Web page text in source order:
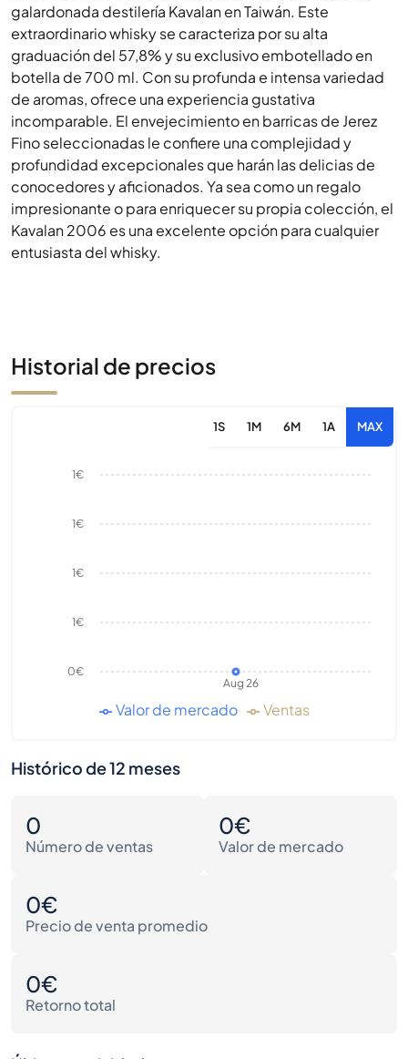
galardonada destilería Kavalan en Taiwán. Este
extraordinario whisky se caracteriza por su alta
graduación del 57,8% y su exclusivo embotellado en
botella de 700 ml. Con su profunda e intensa variedad
de aromas, ofrece una experiencia gustativa
incomparable. El envejecimiento en barricas de Jerez
Fino seleccionadas le confiere una complejidad y
profundidad excepcionales que harán las delicias de
conocedores y aficionados. Ya sea como un regalo
impresionante o para enriquecer su propia colección, el
Kavalan 2006 es una excelente opción para cualquier
entusiasta del whisky.
Historial de precios
1S 1M 6M 1A MAX
Aug 26
0€
1€
1€
1€
1€
Valor de mercado Ventas
Histórico de 12 meses
0
Número de ventas
0€
Valor de mercado
0€
Precio de venta promedio
0€
Retorno total